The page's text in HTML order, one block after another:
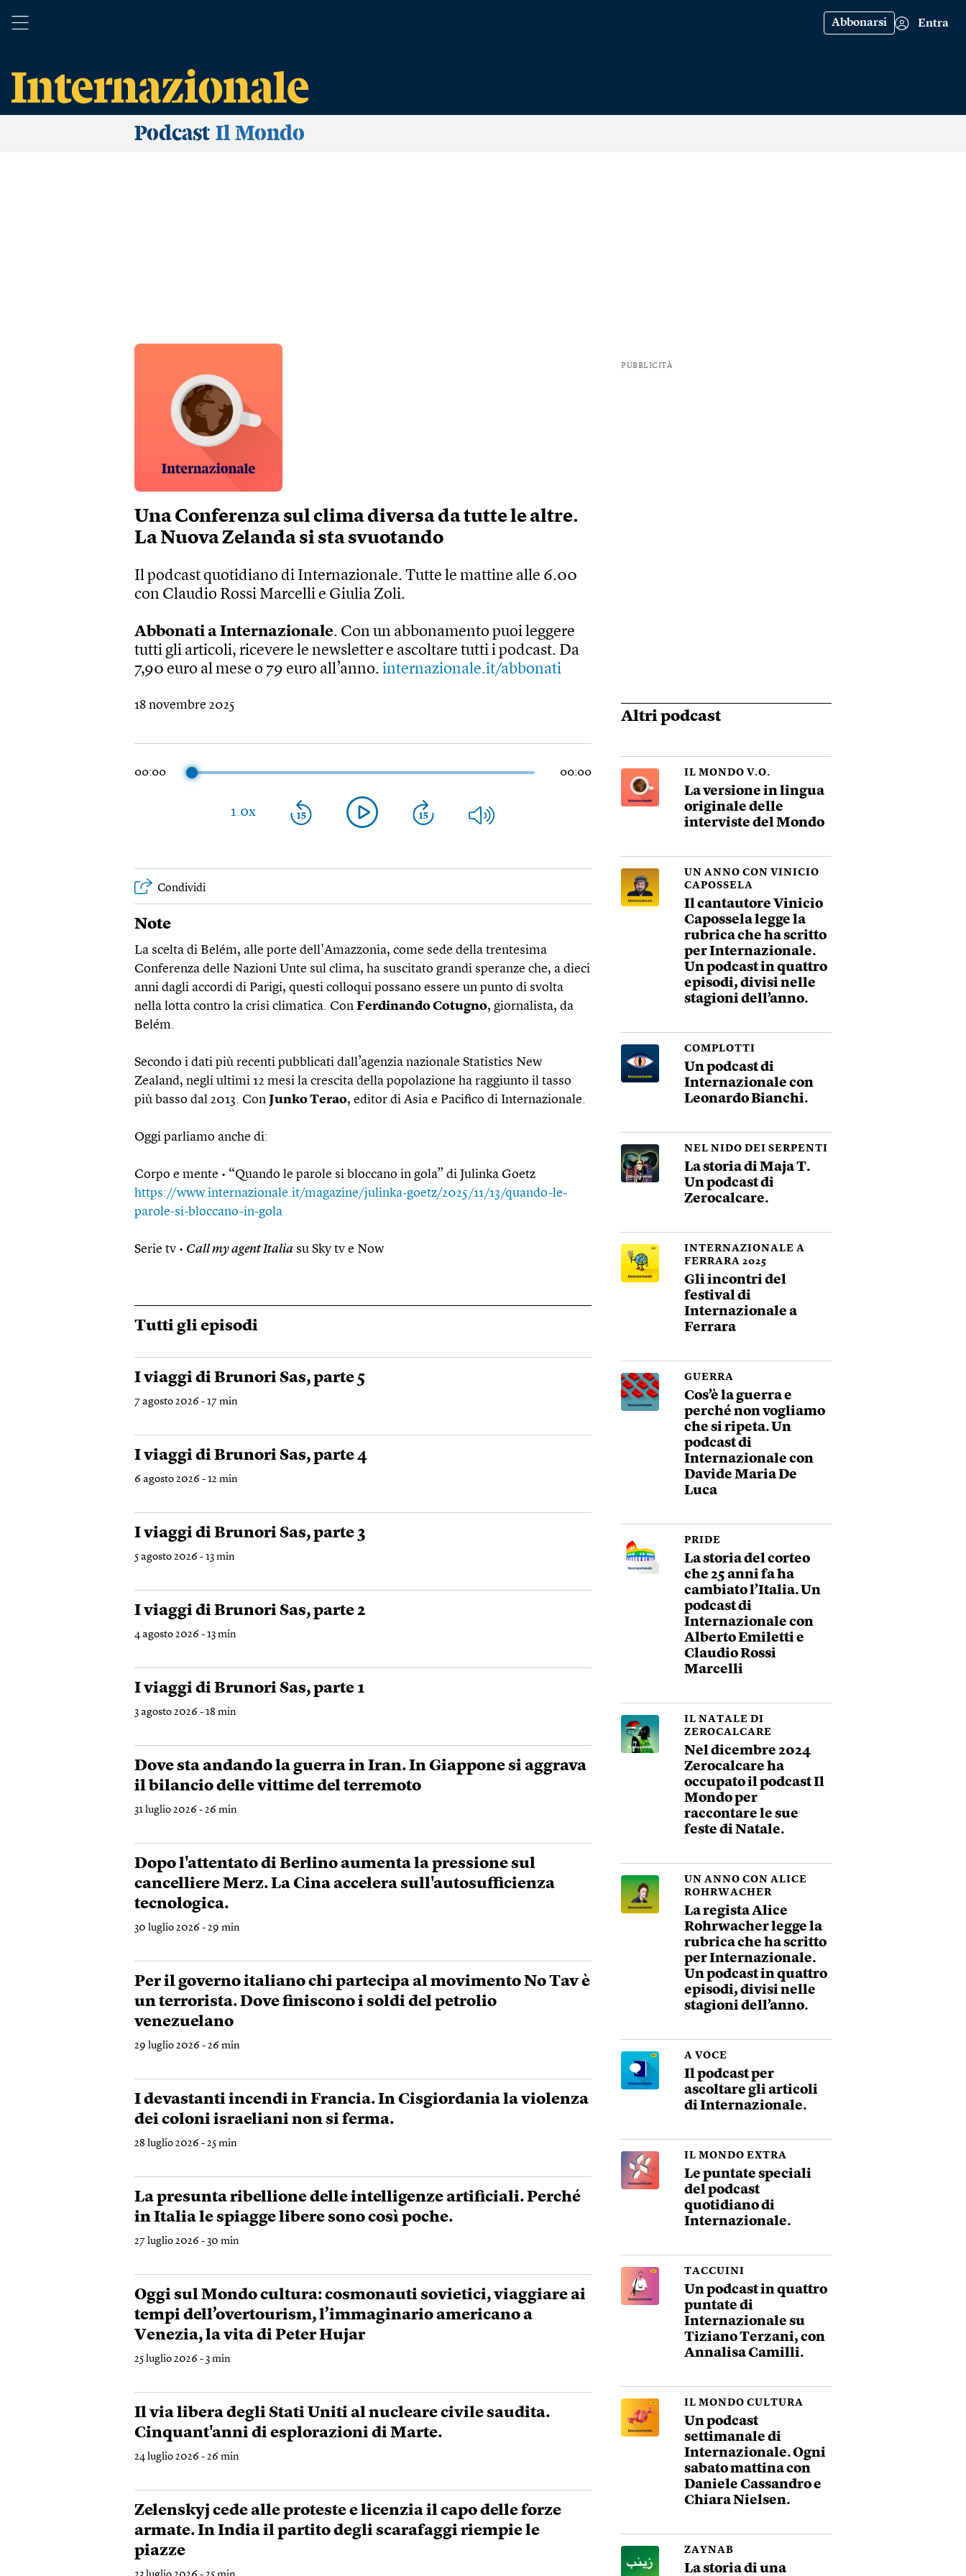
Abbonarsi Entra
Podcast Il Mondo
Una Conferenza sul clima diversa da tutte le altre.
La Nuova Zelanda si sta svuotando
Il podcast quotidiano di Internazionale. Tutte le mattine alle 6.00
con Claudio Rossi Marcelli e Giulia Zoli.
Abbonati a Internazionale. Con un abbonamento puoi leggere
tutti gli articoli, ricevere le newsletter e ascoltare tutti i podcast. Da
7,90 euro al mese o 79 euro all’anno. internazionale.it/abbonati
18 novembre 2025
00:00 00:00
1.0x
Condividi
Note
La scelta di Belém, alle porte dell'Amazzonia, come sede della trentesima
Conferenza delle Nazioni Unte sul clima, ha suscitato grandi speranze che, a dieci
anni dagli accordi di Parigi, questi colloqui possano essere un punto di svolta
nella lotta contro la crisi climatica. Con Ferdinando Cotugno, giornalista, da
Belém.
Secondo i dati più recenti pubblicati dall’agenzia nazionale Statistics New
Zealand, negli ultimi 12 mesi la crescita della popolazione ha raggiunto il tasso
più basso dal 2013. Con Junko Terao, editor di Asia e Pacifico di Internazionale.
Oggi parliamo anche di:
Corpo e mente • “Quando le parole si bloccano in gola” di Julinka Goetz
https://www.internazionale.it/magazine/julinka-goetz/2025/11/13/quando-le-
parole-si-bloccano-in-gola
Serie tv • Call my agent Italia su Sky tv e Now
Tutti gli episodi
I viaggi di Brunori Sas, parte 5
7 agosto 2026 - 17 min
I viaggi di Brunori Sas, parte 4
6 agosto 2026 - 12 min
I viaggi di Brunori Sas, parte 3
5 agosto 2026 - 13 min
I viaggi di Brunori Sas, parte 2
4 agosto 2026 - 13 min
I viaggi di Brunori Sas, parte 1
3 agosto 2026 - 18 min
Dove sta andando la guerra in Iran. In Giappone si aggrava
il bilancio delle vittime del terremoto
31 luglio 2026 - 26 min
Dopo l'attentato di Berlino aumenta la pressione sul
cancelliere Merz. La Cina accelera sull'autosufficienza
tecnologica.
30 luglio 2026 - 29 min
Per il governo italiano chi partecipa al movimento No Tav è
un terrorista. Dove finiscono i soldi del petrolio
venezuelano
29 luglio 2026 - 26 min
I devastanti incendi in Francia. In Cisgiordania la violenza
dei coloni israeliani non si ferma.
28 luglio 2026 - 25 min
La presunta ribellione delle intelligenze artificiali. Perché
in Italia le spiagge libere sono così poche.
27 luglio 2026 - 30 min
Oggi sul Mondo cultura: cosmonauti sovietici, viaggiare ai
tempi dell’overtourism, l’immaginario americano a
Venezia, la vita di Peter Hujar
25 luglio 2026 - 3 min
Il via libera degli Stati Uniti al nucleare civile saudita.
Cinquant'anni di esplorazioni di Marte.
24 luglio 2026 - 26 min
Zelenskyj cede alle proteste e licenzia il capo delle forze
armate. In India il partito degli scarafaggi riempie le
piazze
PUBBLICITÀ
Altri podcast
IL MONDO V.O.
La versione in lingua
originale delle
interviste del Mondo
UN ANNO CON VINICIO
CAPOSSELA
Il cantautore Vinicio
Capossela legge la
rubrica che ha scritto
per Internazionale.
Un podcast in quattro
episodi, divisi nelle
stagioni dell’anno.
COMPLOTTI
Un podcast di
Internazionale con
Leonardo Bianchi.
NEL NIDO DEI SERPENTI
La storia di Maja T.
Un podcast di
Zerocalcare.
INTERNAZIONALE A
FERRARA 2025
Gli incontri del
festival di
Internazionale a
Ferrara
GUERRA
Cos’è la guerra e
perché non vogliamo
che si ripeta. Un
podcast di
Internazionale con
Davide Maria De
Luca
PRIDE
La storia del corteo
che 25 anni fa ha
cambiato l’Italia. Un
podcast di
Internazionale con
Alberto Emiletti e
Claudio Rossi
Marcelli
IL NATALE DI
ZEROCALCARE
Nel dicembre 2024
Zerocalcare ha
occupato il podcast Il
Mondo per
raccontare le sue
feste di Natale.
UN ANNO CON ALICE
ROHRWACHER
La regista Alice
Rohrwacher legge la
rubrica che ha scritto
per Internazionale.
Un podcast in quattro
episodi, divisi nelle
stagioni dell’anno.
A VOCE
Il podcast per
ascoltare gli articoli
di Internazionale.
IL MONDO EXTRA
Le puntate speciali
del podcast
quotidiano di
Internazionale.
TACCUINI
Un podcast in quattro
puntate di
Internazionale su
Tiziano Terzani, con
Annalisa Camilli.
IL MONDO CULTURA
Un podcast
settimanale di
Internazionale. Ogni
sabato mattina con
Daniele Cassandro e
Chiara Nielsen.
ZAYNAB
La storia di una